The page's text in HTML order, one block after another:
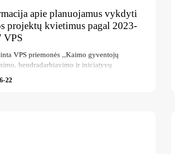
apie planuojamus vykdyti
projektų kvietimus pagal 2023-
VPS
VPS priemonės ,,Kaimo gyventojų
bendradarbiavimo ir iniciatyvų
22